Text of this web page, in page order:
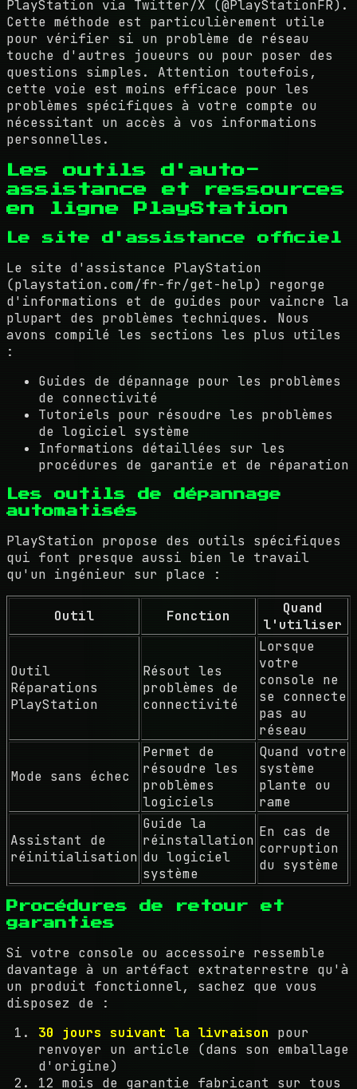
PlayStation via Twitter/X (@PlayStationFR).
Cette méthode est particulièrement utile
pour vérifier si un problème de réseau
touche d'autres joueurs ou pour poser des
questions simples. Attention toutefois,
cette voie est moins efficace pour les
problèmes spécifiques à votre compte ou
nécessitant un accès à vos informations
personnelles.
Les outils d'auto-
assistance et ressources
en ligne PlayStation
Le site d'assistance officiel
Le site d'assistance PlayStation
(playstation.com/fr-fr/get-help) regorge
d'informations et de guides pour vaincre la
plupart des problèmes techniques. Nous
avons compilé les sections les plus utiles
:
Guides de dépannage pour les problèmes
de connectivité
Tutoriels pour résoudre les problèmes
de logiciel système
Informations détaillées sur les
procédures de garantie et de réparation
Les outils de dépannage
automatisés
PlayStation propose des outils spécifiques
qui font presque aussi bien le travail
qu'un ingénieur sur place :
Outil Fonction
Quand
l'utiliser
Outil
Réparations
PlayStation
Résout les
problèmes de
connectivité
Lorsque
votre
console ne
se connecte
pas au
réseau
Mode sans échec
Permet de
résoudre les
problèmes
logiciels
Quand votre
système
plante ou
rame
Assistant de
réinitialisation
Guide la
réinstallation
du logiciel
système
En cas de
corruption
du système
Procédures de retour et
garanties
Si votre console ou accessoire ressemble
davantage à un artéfact extraterrestre qu'à
un produit fonctionnel, sachez que vous
disposez de :
30 jours suivant la livraison pour
renvoyer un article (dans son emballage
d'origine)
12 mois de garantie fabricant sur tous